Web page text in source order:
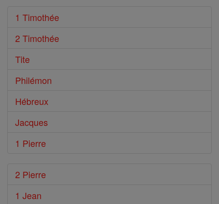
1 Timothée
2 Timothée
Tite
Philémon
Hébreux
Jacques
1 Pierre
2 Pierre
1 Jean